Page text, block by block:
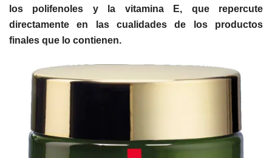
los polifenoles y la vitamina E, que repercute
directamente en las cualidades de los productos
finales que lo contienen.